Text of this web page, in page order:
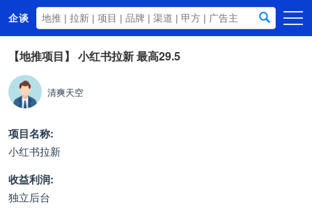
企谈
首页
商务资源
资讯动态
关于我们
【地推项目】 小红书拉新 最高29.5
清爽天空
项目名称:
小红书拉新
收益利润:
独立后台